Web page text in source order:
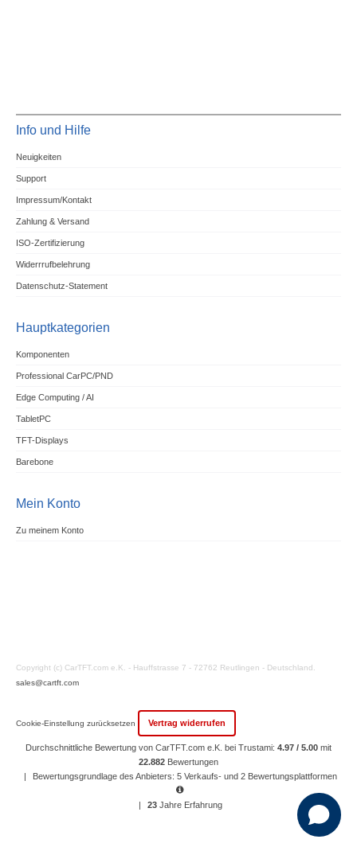
Info und Hilfe
Neuigkeiten
Support
Impressum/Kontakt
Zahlung & Versand
ISO-Zertifizierung
Widerrrufbelehrung
Datenschutz-Statement
Hauptkategorien
Komponenten
Professional CarPC/PND
Edge Computing / AI
TabletPC
TFT-Displays
Barebone
Mein Konto
Zu meinem Konto
Copyright (c) CarTFT.com e.K. - Hauffstrasse 7 - 72762 Reutlingen - Deutschland.
sales@cartft.com
Cookie-Einstellung zurücksetzen Vertrag widerrufen
Durchschnittliche Bewertung von CarTFT.com e.K. bei Trustami: 4.97 / 5.00 mit
22.882 Bewertungen
Bewertungsgrundlage des Anbieters: 5 Verkaufs- und 2 Bewertungsplattformen
23 Jahre Erfahrung